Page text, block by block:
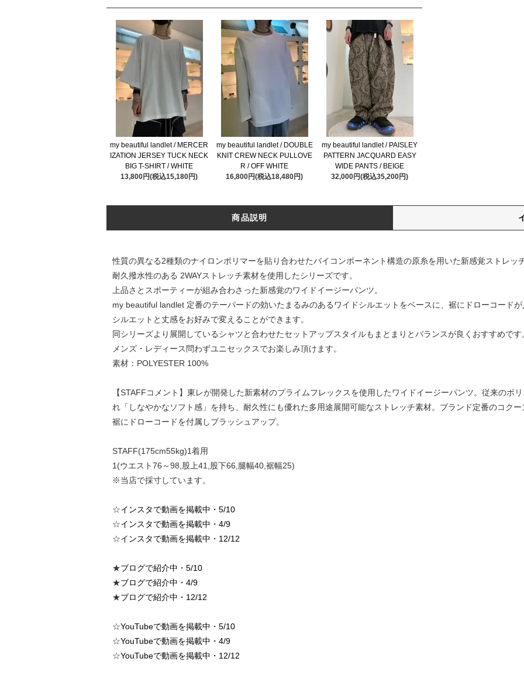
my beautiful landlet / MERCER
IZATION JERSEY TUCK NECK
BIG T-SHIRT / WHITE
13,800円(税込15,180円)
my beautiful landlet / DOUBLE
KNIT CREW NECK PULLOVE
R / OFF WHITE
16,800円(税込18,480円)
my beautiful landlet / PAISLEY
PATTERN JACQUARD EASY
WIDE PANTS / BEIGE
32,000円(税込35,200円)
商品説明
性質の異なる2種類のナイロンポリマーを貼り合わせたバイコンポーネント構造の原糸を用いた新感覚ストレッ
耐久撥水性のある 2WAYストレッチ素材を使用したシリーズです。
上品さとスポーティーが組み合わさった新感覚のワイドイージーパンツ。
my beautiful landlet 定番のテーパードの効いたまるみのあるワイドシルエットをベースに、裾にドローコードが
シルエットと丈感をお好みで変えることができます。
同シリーズより展開しているシャツと合わせたセットアップスタイルもまとまりとバランスが良くおすすめです
メンズ・レディース問わずユニセックスでお楽しみ頂けます。
素材：POLYESTER 100%
【STAFFコメント】東レが開発した新素材のプライムフレックスを使用したワイドイージーパンツ。従来のポ
れ「しなやかなソフト感」を持ち、耐久性にも優れた多用途展開可能なストレッチ素材。ブランド定番のコク
裾にドローコードを付属しブラッシュアップ。
STAFF(175cm55kg)1着用
1(ウエスト76～98,股上41,股下66,腿幅40,裾幅25)
※当店で採寸しています。
☆インスタで動画を掲載中・5/10
☆インスタで動画を掲載中・4/9
☆インスタで動画を掲載中・12/12
★ブログで紹介中・5/10
★ブログで紹介中・4/9
★ブログで紹介中・12/12
☆YouTubeで動画を掲載中・5/10
☆YouTubeで動画を掲載中・4/9
☆YouTubeで動画を掲載中・12/12